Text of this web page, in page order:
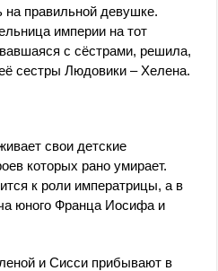
правильной девушке.
империи на тот
с сёстрами, решила,
сестры Людовики – Хелена.
свои детские
которых рано умирает.
к роли императрицы, а в
юного Франца Иосифа и
и Сисси прибывают в